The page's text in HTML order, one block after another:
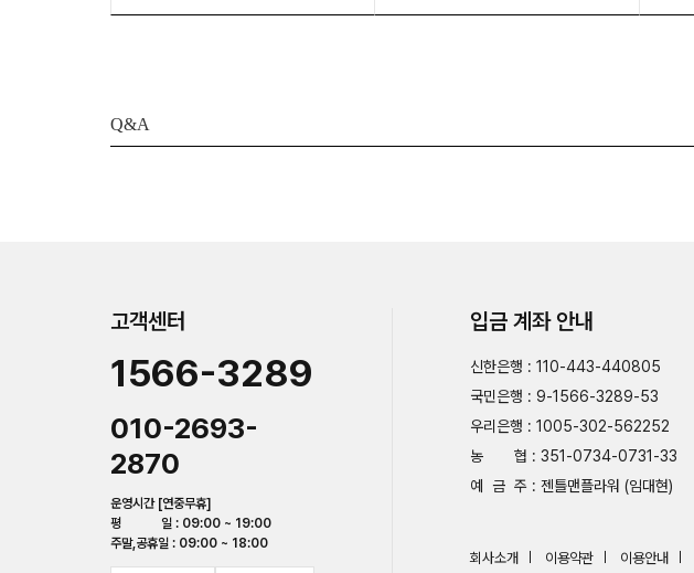
Q&A
고객센터
1566-3289
010-2693-
2870
운영시간 [연중무휴]
평 일 : 09:00 ~ 19:00
주말,공휴일 : 09:00 ~ 18:00
입금 계좌 안내
신한은행 : 110-443-440805
국민은행 : 9-1566-3289-53
우리은행 : 1005-302-562252
농 협 : 351-0734-0731-33
예 금 주 : 젠틀맨플라워 (임대현)
회사소개 이용약관 이용안내